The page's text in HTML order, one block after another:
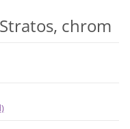
chrom